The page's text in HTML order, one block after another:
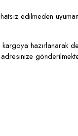
edilmeden
hazırlanarak
adresinize